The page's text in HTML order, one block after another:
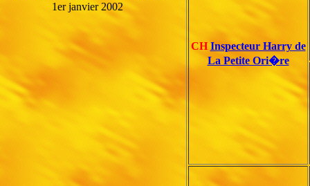
1er janvier 2002
CHInspecteur Harry de
La Petite Ori�re